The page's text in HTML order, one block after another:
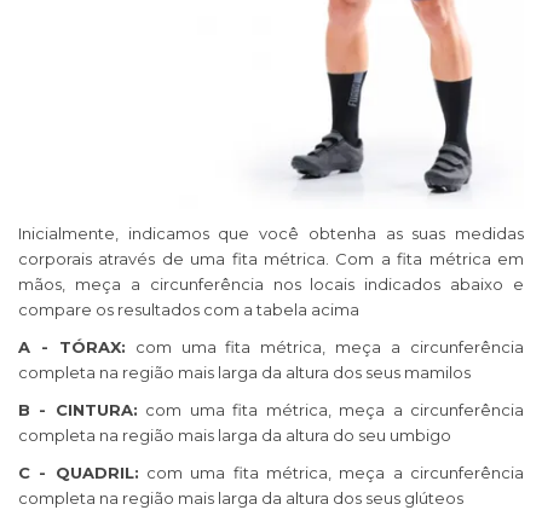
Inicialmente, indicamos que você obtenha as suas medidas
corporais através de uma fita métrica. Com a fita métrica em
mãos, meça a circunferência nos locais indicados abaixo e
compare os resultados com a tabela acima
A - TÓRAX: com uma fita métrica, meça a circunferência
completa na região mais larga da altura dos seus mamilos
B - CINTURA: com uma fita métrica, meça a circunferência
completa na região mais larga da altura do seu umbigo
C - QUADRIL: com uma fita métrica, meça a circunferência
completa na região mais larga da altura dos seus glúteos